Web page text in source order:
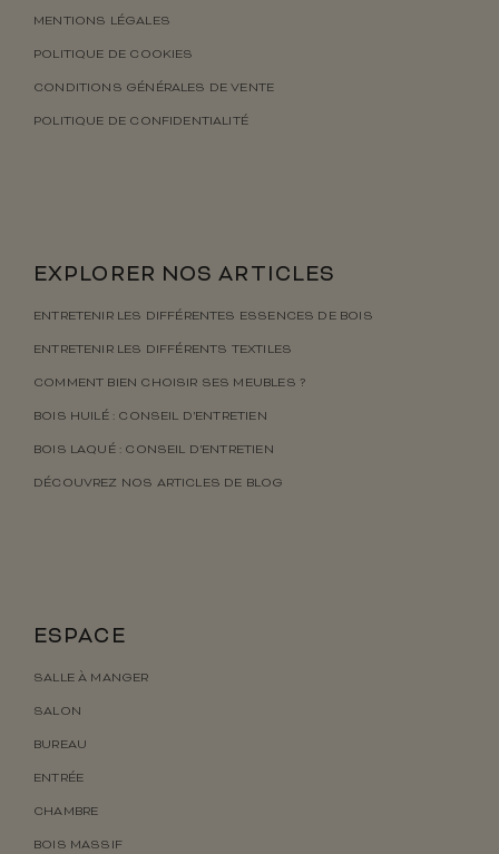
MENTIONS LÉGALES
POLITIQUE DE COOKIES
CONDITIONS GÉNÉRALES DE VENTE
POLITIQUE DE CONFIDENTIALITÉ
EXPLORER NOS ARTICLES
ENTRETENIR LES DIFFÉRENTES ESSENCES DE BOIS
ENTRETENIR LES DIFFÉRENTS TEXTILES
COMMENT BIEN CHOISIR SES MEUBLES ?
BOIS HUILÉ : CONSEIL D’ENTRETIEN
BOIS LAQUÉ : CONSEIL D’ENTRETIEN
DÉCOUVREZ NOS ARTICLES DE BLOG
ESPACE
SALLE À MANGER
SALON
BUREAU
ENTRÉE
CHAMBRE
BOIS MASSIF